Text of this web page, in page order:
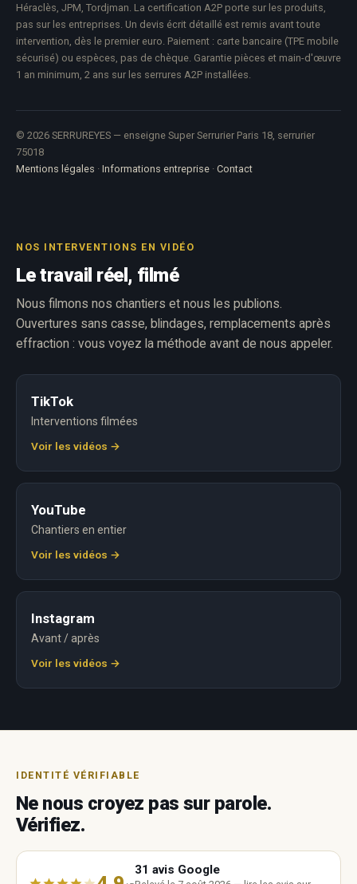
Héraclès, JPM, Tordjman. La certification A2P porte sur les produits,
pas sur les entreprises. Un devis écrit détaillé est remis avant toute
intervention, dès le premier euro. Paiement : carte bancaire (TPE mobile
sécurisé) ou espèces, pas de chèque. Garantie pièces et main-d'œuvre
1 an minimum, 2 ans sur les serrures A2P installées.
© 2026 SERRUREYES — enseigne Super Serrurier Paris 18, serrurier
75018
Mentions légales · Informations entreprise · Contact
NOS INTERVENTIONS EN VIDÉO
Le travail réel, filmé
Nous filmons nos chantiers et nous les publions.
Ouvertures sans casse, blindages, remplacements après
effraction : vous voyez la méthode avant de nous appeler.
TikTok
Interventions filmées
Voir les vidéos →
YouTube
Chantiers en entier
Voir les vidéos →
Instagram
Avant / après
Voir les vidéos →
IDENTITÉ VÉRIFIABLE
Ne nous croyez pas sur parole.
Vérifiez.
31 avis Google